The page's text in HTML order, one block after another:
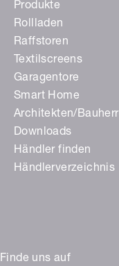
Finde uns auf
Produkte
Rollladen
Raffstoren
Textilscreens
Garagentore
Smart Home
Architekten/
Downloads
Händler finden
Händlerverzeichnis